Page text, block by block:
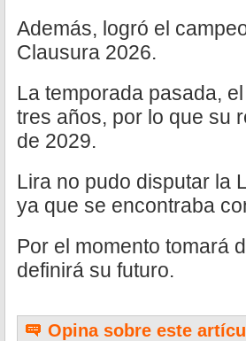
Además, logró el
Clausura 2026.
La temporada pasada,
tres años, por lo que su
de 2029.
Lira no pudo disputar la
ya que se encontraba
Por el momento tomará
definirá su futuro.
Opina sobre este